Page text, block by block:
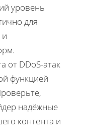
уровень
для
и
от DDoS-атак
функцией
надёжные
контента и